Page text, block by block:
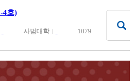
4호)
사범대학 1079